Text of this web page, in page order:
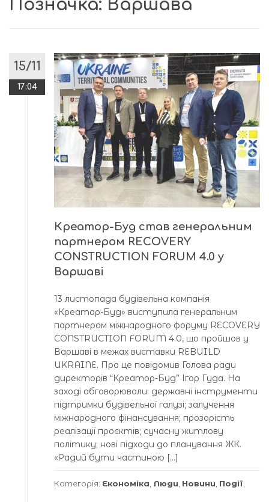
Позначка: Варшава
15/11
17:04
Креатор-Буд став генеральним
партнером RECOVERY
CONSTRUCTION FORUM 4.0 у
Варшаві
13 листопада будівельна компанія
«Креатор-Буд» виступила генеральним
партнером міжнародного форуму RECOVERY
CONSTRUCTION FORUM 4.0, що пройшов у
Варшаві в межах виставки REBUILD
UKRAINE. Про це повідомив Голова ради
директорів “Креатор-Буд” Ігор Гуда. На
заході обговорювали: державні інструменти
підтримки будівельної галузі; залучення
міжнародного фінансування; прозорість
реалізації проєктів; сучасну житлову
політику; нові підходи до планування ЖК.
«Радий бути частиною […]
Категорія: Економіка, Люди, Новини, Події,